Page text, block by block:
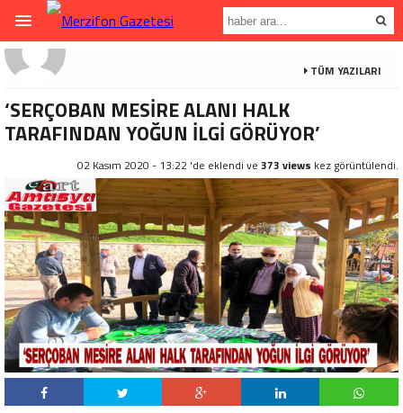
TÜM YAZILARI
‘SERÇOBAN MESİRE ALANI HALK
TARAFINDAN YOĞUN İLGİ GÖRÜYOR’
02 Kasım 2020 - 13:22 'de eklendi ve 373 views kez görüntülendi.